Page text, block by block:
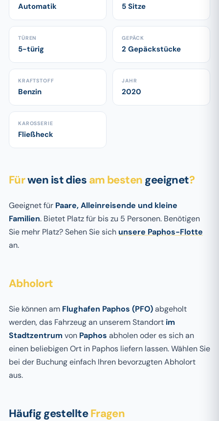
Automatik 5 Sitze
TÜREN
5-türig
GEPÄCK
2 Gepäckstücke
KRAFTSTOFF
Benzin
JAHR
2020
KAROSSERIE
Fließheck
Fürwen ist dies am besten geeignet?
Geeignet für Paare, Alleinreisende und kleine
Familien. Bietet Platz für bis zu 5 Personen. Benötigen
Sie mehr Platz? Sehen Sie sich unsere Paphos-Flotte
an.
Abholort
Sie können am Flughafen Paphos (PFO)abgeholt
werden, das Fahrzeug an unserem Standort im
Stadtzentrum von Paphos abholen oder es sich an
einen beliebigen Ort in Paphos liefern lassen. Wählen Sie
bei der Buchung einfach Ihren bevorzugten Abholort
aus.
Häufig gestellteFragen